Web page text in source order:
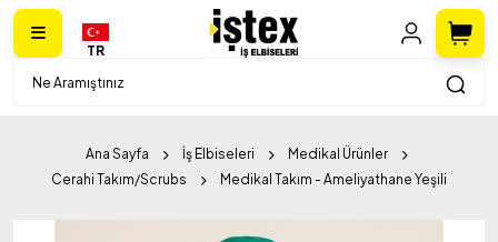
TR
Ana Sayfa İş Elbiseleri
Medikal Ürünler
Cerahi Takım/Scrubs
Medikal Takım - Ameliyathane Yeşili